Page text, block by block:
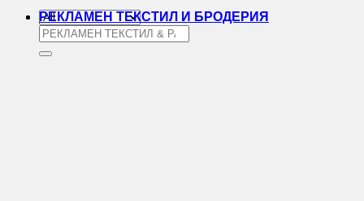
Търсене
за:
РЕКЛАМЕН ТЕКСТИЛ И БРОДЕРИЯ